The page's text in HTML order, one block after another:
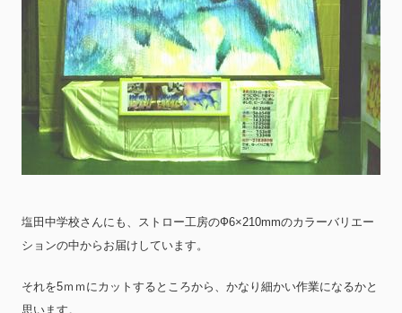
塩田中学校さんにも、ストロー工房のФ6×210mmのカラーバリエー
ションの中からお届けしています。
それを5ｍｍにカットするところから、かなり細かい作業になるかと
思います。